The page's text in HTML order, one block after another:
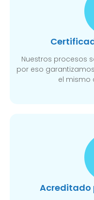
Nuestros procesos
por eso
el mismo
Acreditado